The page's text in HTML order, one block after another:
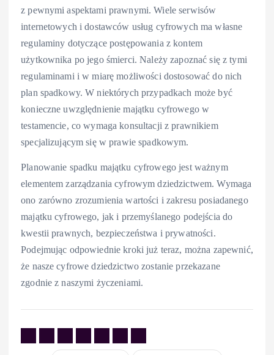
z pewnymi aspektami prawnymi. Wiele serwisów
internetowych i dostawców usług cyfrowych ma własne
regulaminy dotyczące postępowania z kontem
użytkownika po jego śmierci. Należy zapoznać się z tymi
regulaminami i w miarę możliwości dostosować do nich
plan spadkowy. W niektórych przypadkach może być
konieczne uwzględnienie majątku cyfrowego w
testamencie, co wymaga konsultacji z prawnikiem
specjalizującym się w prawie spadkowym.
Planowanie spadku majątku cyfrowego jest ważnym
elementem zarządzania cyfrowym dziedzictwem. Wymaga
ono zarówno zrozumienia wartości i zakresu posiadanego
majątku cyfrowego, jak i przemyślanego podejścia do
kwestii prawnych, bezpieczeństwa i prywatności.
Podejmując odpowiednie kroki już teraz, można zapewnić,
że nasze cyfrowe dziedzictwo zostanie przekazane
zgodnie z naszymi życzeniami.